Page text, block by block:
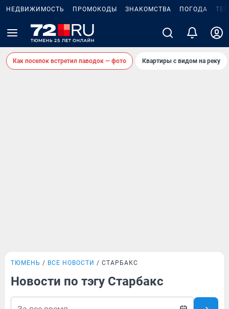
НЕДВИЖИМОСТЬ ПРОМОКОДЫ ЗНАКОМСТВА ПОГОДА
Как поселок встретил паводок — фото Квартиры с видом на реку
ТЮМЕНЬ ВСЕ НОВОСТИ СТАРБАКС
Новости по тэгу Старбакс